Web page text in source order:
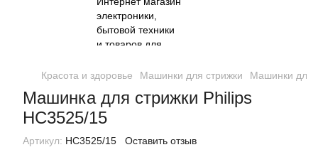
Красота и здоровье Машинки для стрижки Машинки для
Машинка для стрижки Philips
HC3525/15
Артикул: HC3525/15 Оставить отзыв